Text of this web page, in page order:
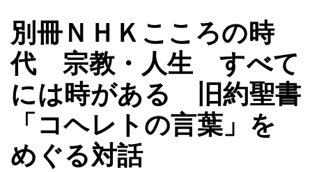
別冊ＮＨＫこころの時
代 宗教・人生 すべて
には時がある 旧約聖書
「コヘレトの言葉」を
めぐる対話